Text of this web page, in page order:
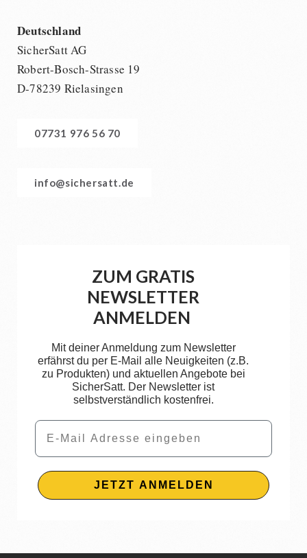
Deutschland
SicherSatt AG
Robert-Bosch-Strasse 19
D-78239 Rielasingen
07731 976 56 70
info@sichersatt.de
ZUM GRATIS
NEWSLETTER
ANMELDEN
Mit deiner Anmeldung zum Newsletter
erfährst du per E-Mail alle Neuigkeiten (z.B.
zu Produkten) und aktuellen Angebote bei
SicherSatt. Der Newsletter ist
selbstverständlich kostenfrei.
Email
JETZT ANMELDEN